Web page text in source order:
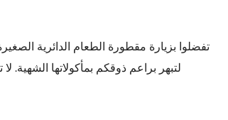
تفضلوا بزيارة مقطورة الطعام الدائرية
لتبهر براعم ذوقكم بمأكولاتها